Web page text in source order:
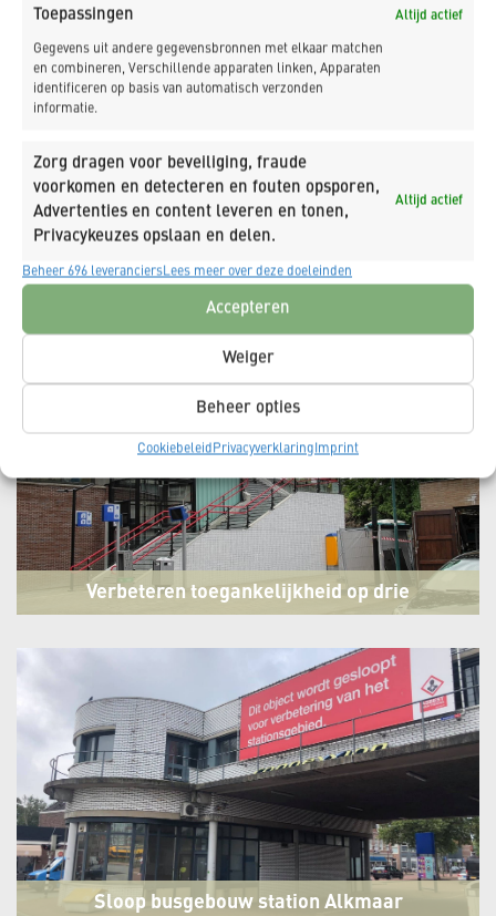
Toepassingen Altijd actief
Gegevens uit andere gegevensbronnen met elkaar matchen
en combineren, Verschillende apparaten linken, Apparaten
identificeren op basis van automatisch verzonden
informatie.
Zorg dragen voor beveiliging, fraude
voorkomen en detecteren en fouten opsporen,
Advertenties en content leveren en tonen,
Privacykeuzes opslaan en delen.
Altijd actief
Beheer 696 leveranciersLees meer over deze doeleinden
Accepteren
Weiger
Beheer opties
CookiebeleidPrivacyverklaringImprint
Bussum
Vervangen perronkappen station
Rotterdam Alexander
Rotterdam
Verbeteren toegankelijkheid op drie
Bussum- Maarn - Purmerend
Sloop busgebouw station Alkmaar